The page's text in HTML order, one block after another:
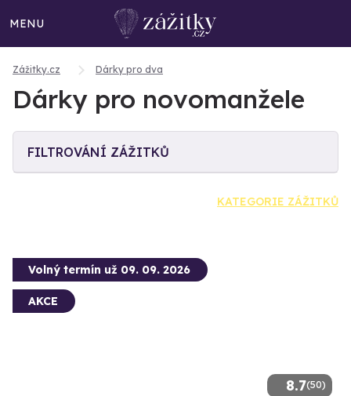
MENU
Zážitky.cz Dárky pro dva
Dárky pro novomanžele
FILTROVÁNÍ ZÁŽITKŮ
KATEGORIE ZÁŽITKŮ
8.7(50)
Volný termín už 09. 09. 2026
AKCE